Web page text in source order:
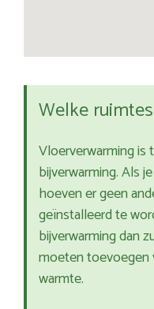
Welke
Vloerverwarming
bijverwarming. Als
hoeven er geen
geïnstalleerd te
bijverwarming dan
moeten toevoegen
warmte.